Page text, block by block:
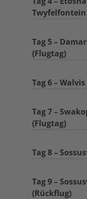
Twyfelfontein
Tag 5 –
(Flugtag)
Tag 6 –
Tag 7 –
(Flugtag)
Tag 8 –
Tag 9 –
(Rückflug)